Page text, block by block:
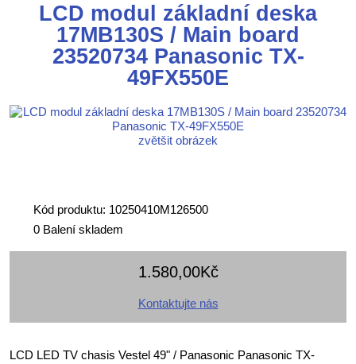
LCD modul základní deska
17MB130S / Main board
23520734 Panasonic TX-
49FX550E
zvětšit obrázek
Kód produktu: 10250410M126500
0 Balení skladem
1.580,00Kč
Kontaktujte nás
LCD LED TV chasis Vestel 49" / Panasonic Panasonic TX-